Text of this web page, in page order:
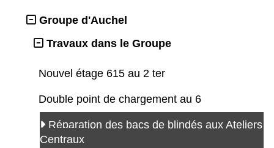
Groupe d'Auchel
Travaux dans le Groupe
Nouvel étage 615 au 2 ter
Double point de chargement au 6
Réparation des bacs de blindés aux Ateliers
Centraux